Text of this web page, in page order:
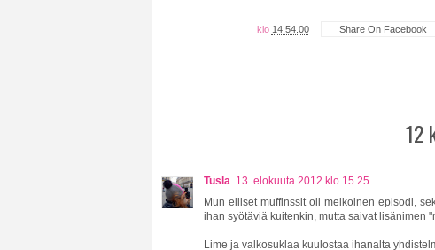
klo 14.54.00 Share On Facebook
12
Tusla 13. elokuuta 2012 klo 15.25
Mun eiliset muffinssit oli melkoinen episodi,
ihan syötäviä kuitenkin, mutta saivat lisänimen
Lime ja valkosuklaa kuulostaa ihanalta